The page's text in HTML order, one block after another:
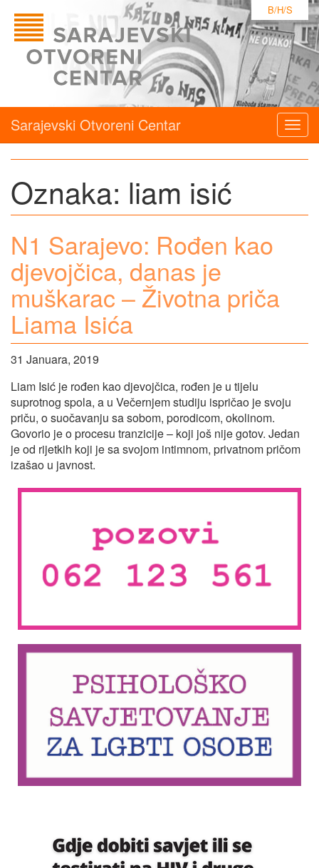
B/H/S
Sarajevski Otvoreni Centar
Oznaka: liam isić
N1 Sarajevo: Rođen kao
djevojčica, danas je
muškarac – Životna priča
Liama Isića
31 Januara, 2019
Liam Isić je rođen kao djevojčica, rođen je u tijelu
suprotnog spola, a u Večernjem studiju ispričao je svoju
priču, o suočavanju sa sobom, porodicom, okolinom.
Govorio je o procesu tranzicije – koji još nije gotov. Jedan
je od rijetkih koji je sa svojom intimnom, privatnom pričom
izašao u javnost.